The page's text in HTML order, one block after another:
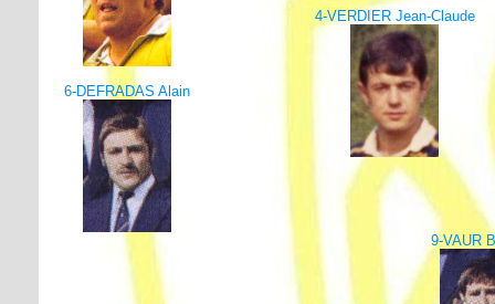
4-VERDIER Jean-Claude
6-DEFRADAS Alain
9-VAUR